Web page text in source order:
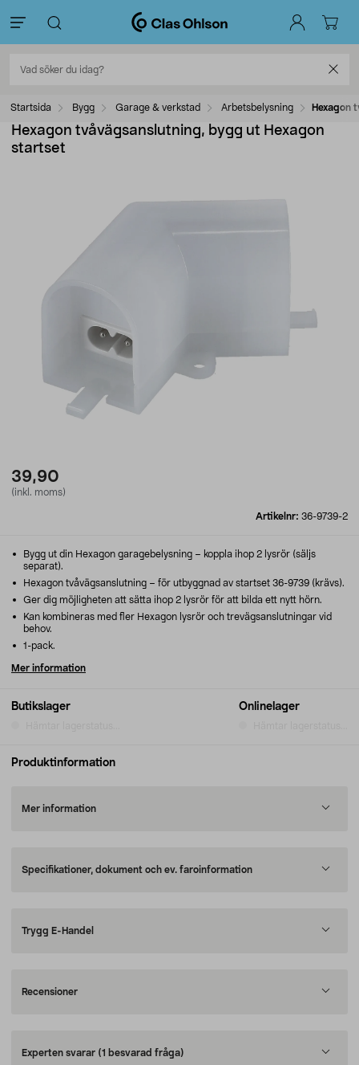
Startsida Bygg Garage & verkstad Arbetsbelysning Hexagon
Hexagon tvåvägsanslutning, bygg ut Hexagon
startset
39,90
(inkl. moms)
Artikelnr: 36-9739-2
Butikslager Onlinelager
Bygg ut din Hexagon garagebelysning – koppla ihop 2 lysrör (säljs
separat).
Hexagon tvåvägsanslutning – för utbyggnad av startset 36-9739 (krävs).
Ger dig möjligheten att sätta ihop 2 lysrör för att bilda ett nytt hörn.
Kan kombineras med fler Hexagon lysrör och trevägsanslutningar vid
behov.
1-pack.
Mer information
Produktinformation
Mer information
Specifikationer, dokument och ev. faroinformation
Trygg E-Handel
Recensioner
Experten svarar (1 besvarad fråga)